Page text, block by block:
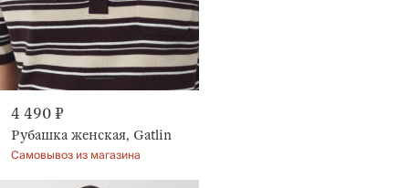
4 490 ₽
Рубашка женская, Gatlin
Самовывоз из магазина